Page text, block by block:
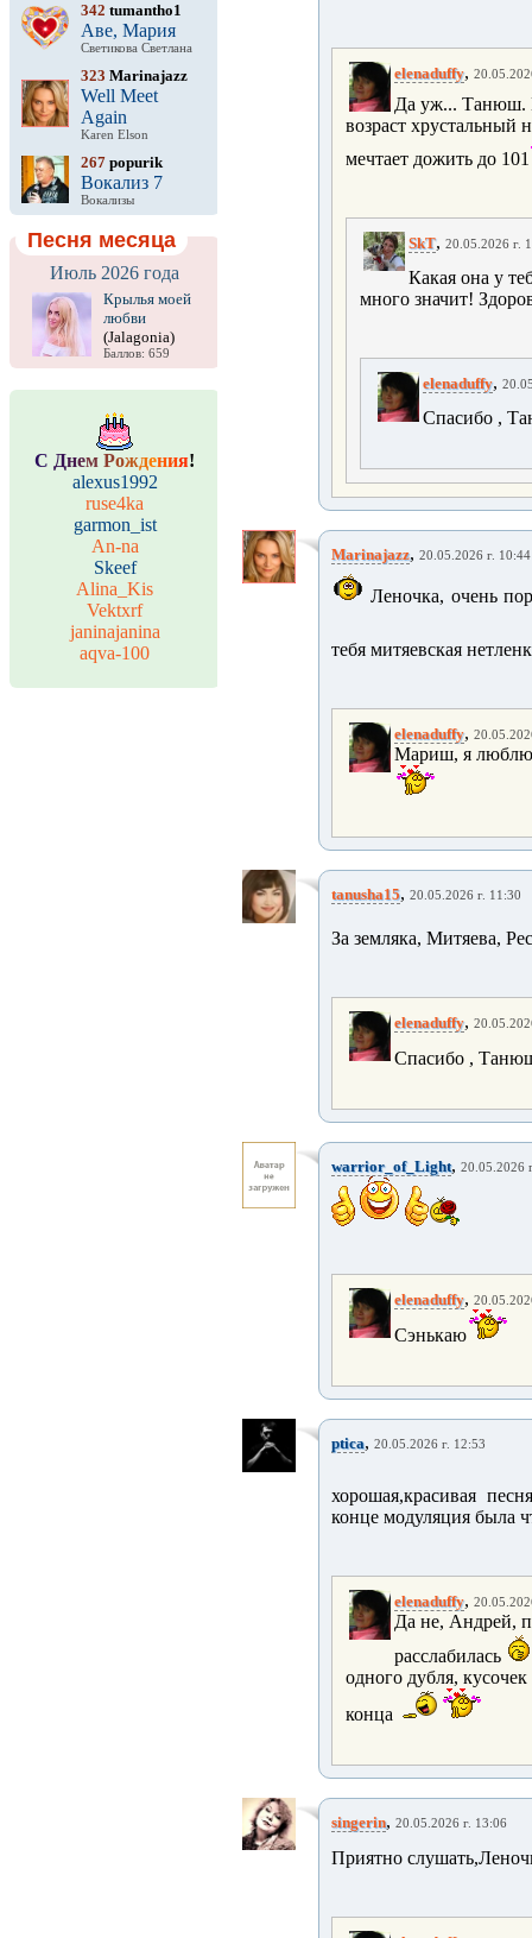
342 tumantho1
Аве, Мария
Светикова Светлана
323 Marinajazz
Well Meet
Again
Karen Elson
267 popurik
Вокализ 7
Вокализы
Песня месяца
Июль 2026 года
Крылья моей
любви
(Jalagonia)
Баллов: 659
С Днем Рождения!
alexus1992
ruse4ka
garmon_ist
An-na
Skeef
Alina_Kis
Vektxrf
janinajanina
aqva-100
elenaduffy,
Да уж... Танюш.
возраст хрустальный
мечтает дожить до 101
SkT, 20.05.2026 г.
Какая она у
много значит!
elenaduffy,
Спасибо ,
Marinajazz, 20.05.2026 г. 10:44
Леночка, очень
тебя митяевская
elenaduffy,
Мариш, я люблю
tanusha15, 20.05.2026 г. 11:30
За земляка, Митяева,
elenaduffy,
Спасибо ,
warrior_of_Light, 20.05.2026
elenaduffy,
Сэнькаю
ptica, 20.05.2026 г. 12:53
хорошая,красивая
конце модуляция была
elenaduffy,
Да не, Андрей,
расслабилась
одного дубля,
конца
singerin, 20.05.2026 г. 13:06
Приятно